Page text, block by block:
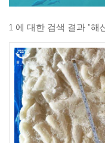
1 에 대한 검색 결과 "해